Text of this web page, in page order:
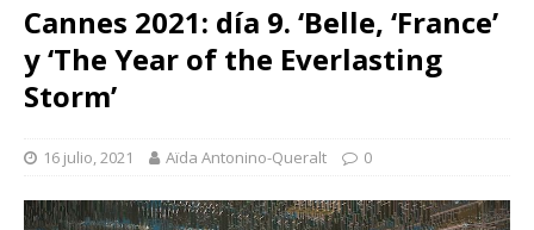
Cannes 2021: día 9. ‘Belle, ‘France’
y ‘The Year of the Everlasting
Storm’
16 julio, 2021 Aïda Antonino-Queralt 0